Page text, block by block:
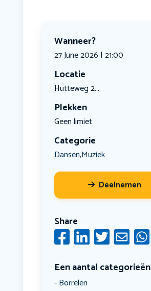
Wanneer?
27 June 2026 | 21:00
Locatie
Hutteweg 2...
Plekken
Geen limiet
Categorie
Dansen,Muziek
Deelnemen
Share
Een aantal categorieën
Borrelen